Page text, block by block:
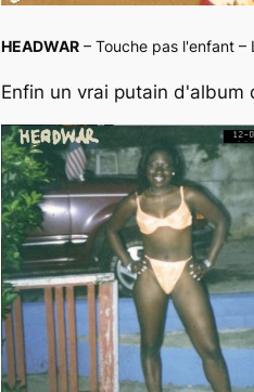
HEADWAR – Touche pas l'enfant –
Enfin un vrai putain d'album